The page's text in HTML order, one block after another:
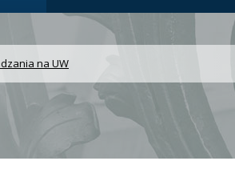
na UW